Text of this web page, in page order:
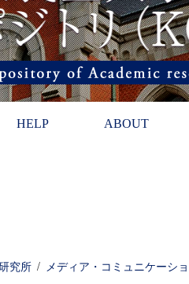
HELP ABOUT
究所 / メディア・コミュニケーシ